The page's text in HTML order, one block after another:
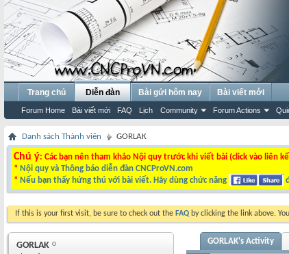
Trang chủ Diễn đàn
Forum Home Bài viết mới FAQ Lịch Community Forum Actions
Bài gửi hôm nay Bài viết mới
Danh sách Thành viên GORLAK
Chú ý: Các bạn nên tham khảo Nội quy trước khi viết bài (click vào liên
* Nội quy và Thông báo diễn đàn CNCProVN.com
* Nếu bạn thấy hứng thú với bài viết. Hãy dùng chức năng
If this is your first visit, be sure to check out the FAQ by clicking the link above.
GORLAK GORLAK's Activity